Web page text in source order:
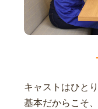
キャストはひと
基本だからこそ